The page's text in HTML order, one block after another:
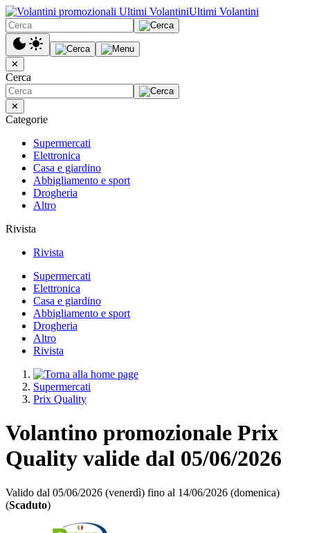
Ultimi Volantini
✕
Cerca
✕
Categorie
Supermercati
Elettronica
Casa e giardino
Abbigliamento e sport
Drogheria
Altro
Rivista
Rivista
Supermercati
Elettronica
Casa e giardino
Abbigliamento e sport
Drogheria
Altro
Rivista
Supermercati
Prix Quality
Volantino promozionale Prix
Quality valide dal 05/06/2026
Valido dal 05/06/2026 (venerdì) fino al 14/06/2026 (domenica)
(Scaduto)